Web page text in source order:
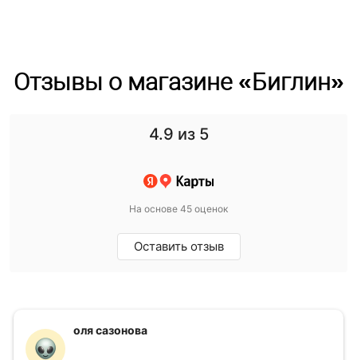
Отзывы о магазине «Биглин»
4.9 из 5
На основе 45 оценок
Оставить отзыв
оля сазонова